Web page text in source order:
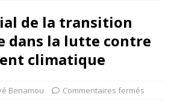
de la transition
dans la lutte contre
climatique
Benamou Commentaires fermés